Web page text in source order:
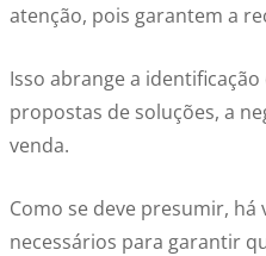
atenção, pois garantem a
Isso abrange a
propostas de soluções, a
venda.
Como se deve presumir,
necessários para garantir